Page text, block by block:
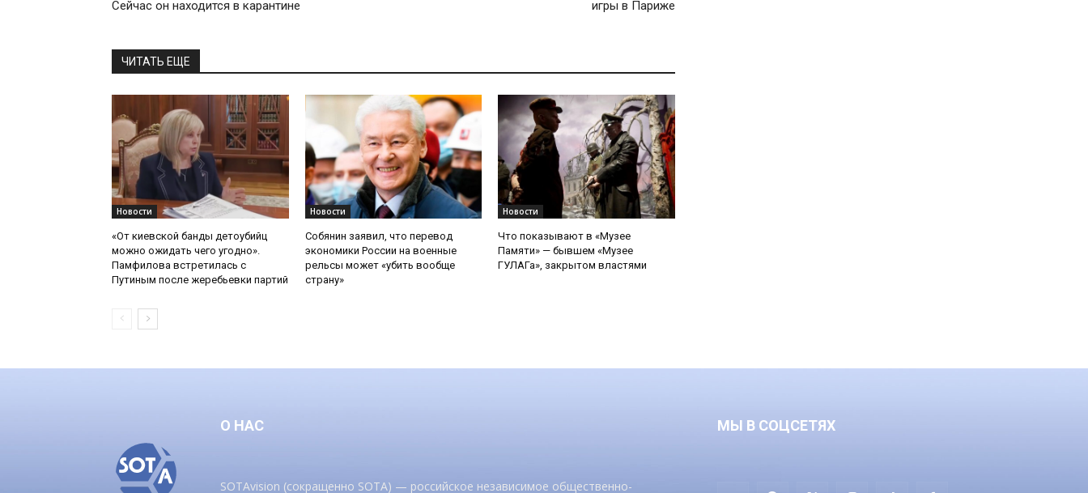
Сейчас он находится в карантине
игры в Париже
ЧИТАТЬ ЕЩЕ
Новости
«От киевской банды детоубийц
можно ожидать чего угодно».
Памфилова встретилась с
Путиным после жеребьевки партий
Новости
Собянин заявил, что перевод
экономики России на военные
рельсы может «убить вообще
страну»
Новости
Что показывают в «Музее
Памяти» — бывшем «Музее
ГУЛАГа», закрытом властями
О НАС
SOTAvision (сокращенно SOTA) — российское независимое общественно-
МЫ В СОЦСЕТЯХ